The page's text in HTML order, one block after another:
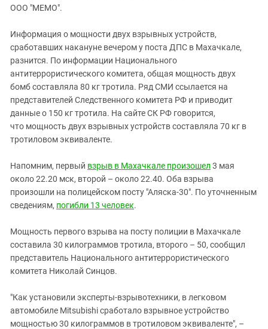
ИНАКОМЫСЛИЕ В ЧЕЧНЕ
ПРЕСЛЕДОВАНИЕ АКТИВИСТОВ
МОБИЛИЗАЦИЯ И ПРОТЕСТЫ
Дагестан
Ингушетия
Кабардино-Балкария
Калмыкия
Карачаево-Черкесия
Краснодарский край
Российская Федерация
Северная Осетия - Алания
СКФО
Чечня
Южный Кавказ
ООО "МЕМО".
Информация о мощности двух взрывных устройств,
сработавших накануне вечером у поста ДПС в Махачкале,
разнится. По информации Национального
антитеррористического комитета, общая мощность двух
бомб составляла 80 кг тротила. Ряд СМИ ссылается на
представителей Следственного комитета РФ и приводит
данные о 150 кг тротила. На сайте СК РФ говорится,
что мощность двух взрывных устройств составляла 70 кг в
тротиловом эквиваленте.
Напомним, первый взрыв в Махачкале произошел 3 мая
около 22.20 мск, второй – около 22.40. Оба взрыва
произошли на полицейском посту "Аляска-30". По уточненным
сведениям, погибли 13 человек.
Мощность первого взрыва на посту полиции в Махачкале
составила 30 килограммов тротила, второго – 50, сообщил
представитель Национального антитеррористического
комитета Николай Синцов.
"Как установили эксперты-взрывотехники, в легковом
автомобиле Mitsubishi сработало взрывное устройство
мощностью 30 килограммов в тротиловом эквиваленте", –